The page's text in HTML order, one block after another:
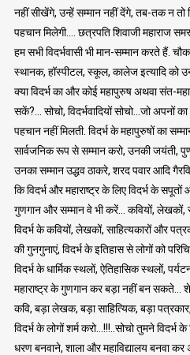
नहीं सीखेंगे, उन्हें सम्मान नहीं देंगे, तब-तक न तो
पहचान मिलेगी…. छत्रपति शिवाजी महाराज
हम सभी विदर्भवासी भी मान-सम्मान करते हैं.
स्थानक, हॉस्पीटल, स्कूल, कालेज इत्यादि को
क्या विदर्भ का और कोई महापुरुष अथवा संत-
सकें?… सोचो, विदर्भवादियों सोचो…जो अपनों
पहचान नहीं मिलती. विदर्भ के महापुरुषों का
सार्वजनिक रूप से सम्मान करो, उनकी जयंती,
उनका सम्मान उद्धव ठाकरे, शरद पवार आदि
कि विदर्भ और महाराष्ट्र के लिए विदर्भ के
गुणगान और सम्मान वे भी करें… कवियों, लेखकों,
विदर्भ के कवियों, लेखकों, साहित्यकारों और
की गुनगुनाएं, विदर्भ के इतिहास से लोगों को
विदर्भ के धार्मिक स्थलों, ऐतिहासिक स्थलों,
महाराष्ट्र के गुणगान कर बड़ा नहीं बन सकते…
कवि, बड़ा लेखक, बड़ा साहित्यिक, बड़ा
विदर्भ के लोगों शर्म करो…!!!..सोचो तुमने
धरण बनवाने, शाला और महाविद्यालय बनवा